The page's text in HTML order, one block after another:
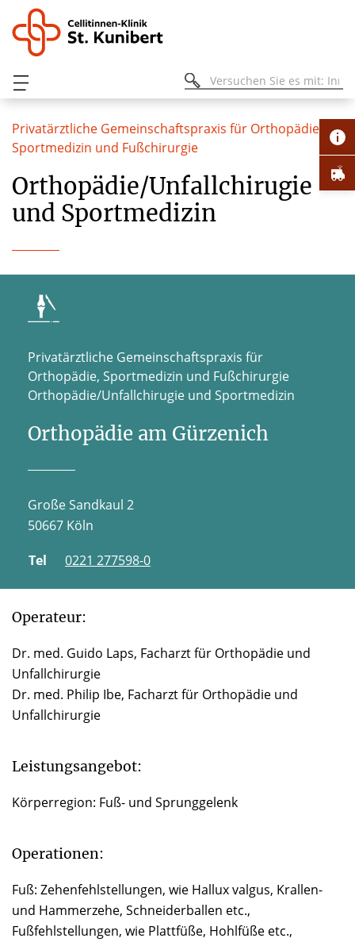
Privatärztliche Gemeinschaftspraxis für Orthopädie,
Sportmedizin und Fußchirurgie
Orthopädie/Unfallchirugie
und Sportmedizin
Privatärztliche Gemeinschaftspraxis für
Orthopädie, Sportmedizin und Fußchirurgie
Orthopädie/Unfallchirugie und Sportmedizin
Orthopädie am Gürzenich
Große Sandkaul 2
50667 Köln
Tel
0221 277598-0
Operateur:
Dr. med. Guido Laps, Facharzt für Orthopädie und
Unfallchirurgie
Dr. med. Philip Ibe, Facharzt für Orthopädie und
Unfallchirurgie
Leistungsangebot:
Körperregion: Fuß- und Sprunggelenk
Operationen:
Fuß: Zehenfehlstellungen, wie Hallux valgus, Krallen-
und Hammerzehe, Schneiderballen etc.,
Fußfehlstellungen, wie Plattfüße, Hohlfüße etc.,